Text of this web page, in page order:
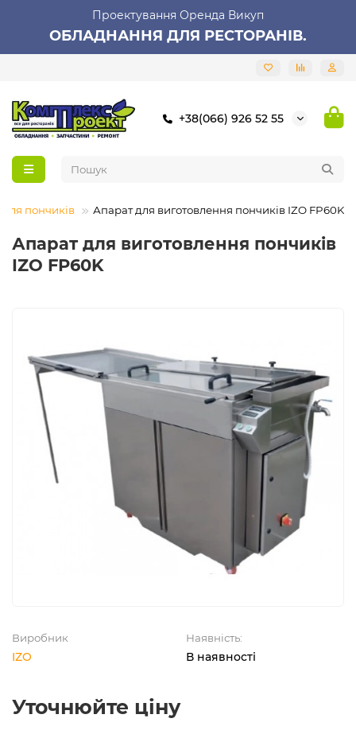
Проектування Оренда Викуп
ОБЛАДНАННЯ ДЛЯ РЕСТОРАНІВ.
+38(066) 926 52 55
пончиків Апарат для виготовлення пончиків IZO FP60K
Апарат для виготовлення пончиків
IZO FP60K
Виробник
IZO
Наявність:
В наявності
Уточнюйте ціну